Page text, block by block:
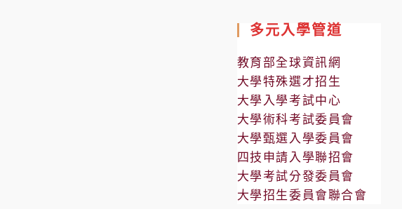
多元入學管道
教育部全球資訊網
大學特殊選才招生
大學入學考試中心
大學術科考試委員會
大學甄選入學委員會
四技申請入學聯招會
大學考試分發委員會
大學招生委員會聯合會